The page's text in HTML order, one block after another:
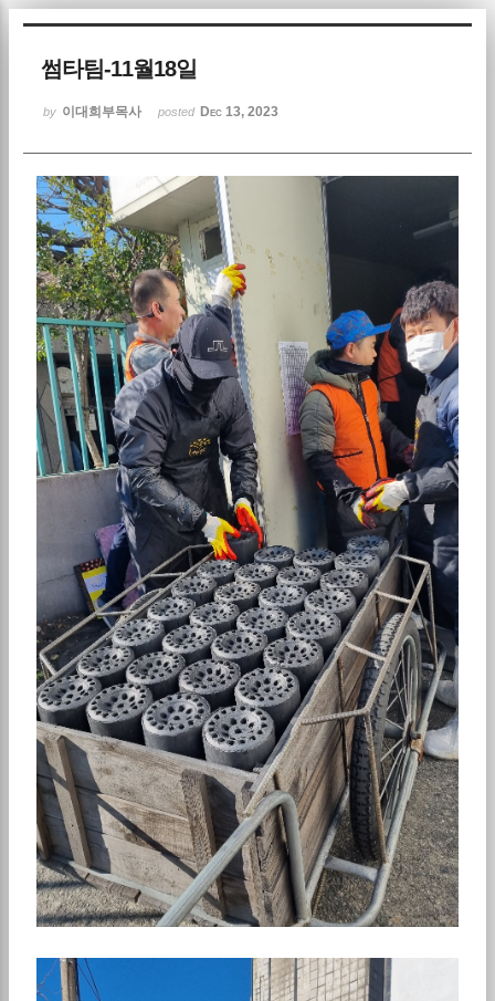
썸타팀-11월18일
by 이대희부목사 posted Dec 13, 2023
Sketchbook5, 스케치북5
Sketchbook5, 스케치북5